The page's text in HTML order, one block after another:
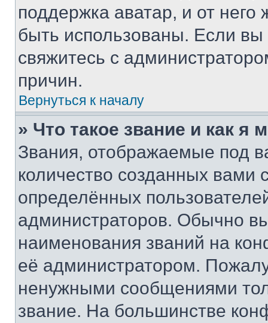
поддержка аватар, и от него
быть использованы. Если
свяжитесь с
причин.
Вернуться к началу
» Что такое звание и как я
Звания, отображаемые под
количество созданных
определённых
администраторов. Обычно
наименования званий на
её администратором.
ненужными сообщениями
звание. На большинстве